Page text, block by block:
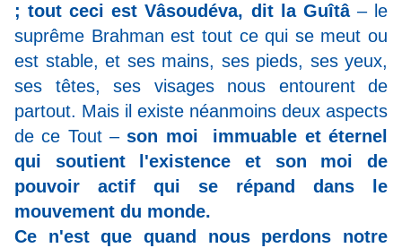
; tout ceci est Vâsoudéva, dit la Guîtâ– le
suprême Brahman est tout ce qui se meut ou
est stable, et ses mains, ses pieds, ses yeux,
ses têtes, ses visages nous entourent de
partout. Mais il existe néanmoins deux aspects
de ce Tout –son moi immuable et éternel
qui soutient l'existence et son moi de
pouvoir actif qui se répand dans le
mouvement du monde.
Ce n'est que quand nous perdons notre